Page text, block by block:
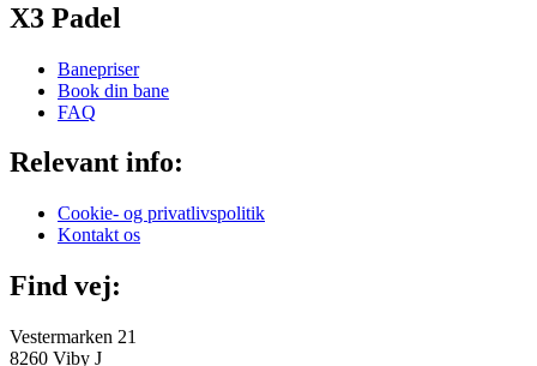
X3 Padel
Banepriser
Book din bane
FAQ
Relevant info:
Cookie- og privatlivspolitik
Kontakt os
Find vej:
Vestermarken 21
8260 Viby J